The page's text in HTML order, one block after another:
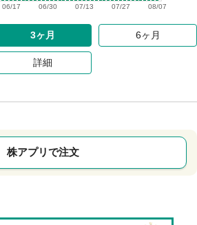
08/07
07/27
07/13
06/30
06/17
3ヶ月 6ヶ月
詳細
株アプリで注文